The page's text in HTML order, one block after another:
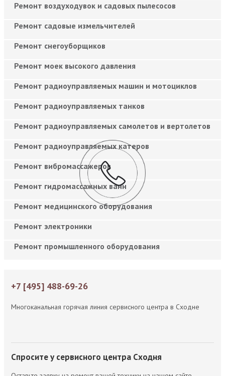
Ремонт воздуходувок и садовых пылесосов
Ремонт садовые измельчителей
Ремонт снегоуборщиков
Ремонт моек высокого давления
Ремонт радиоуправляемых машин и мотоциклов
Ремонт радиоуправляемых танков
Ремонт радиоуправляемых самолетов и вертолетов
Ремонт радиоуправляемых катеров
Ремонт вибромассажеров
Ремонт гидромассажных ванн
Ремонт медицинского оборудования
Ремонт электроники
Ремонт промышленного оборудования
+7 [495] 488-69-26
Многоканальная горячая линия сервисного центра в Сходне
Спросите у сервисного центра Сходня